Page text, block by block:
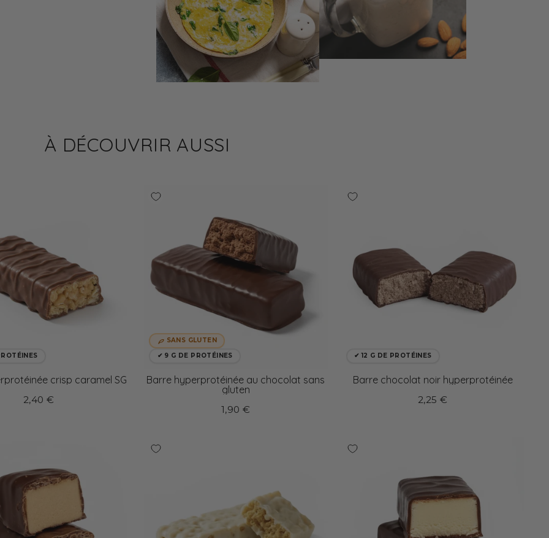
À DÉCOUVRIR AUSSI
crisp caramel SG
2,40 €
SANS GLUTEN
✔ 9 G DE PROTÉINES
Barre hyperprotéinée au chocolat sans
gluten
1,90 €
✔ 12 G DE PROTÉINES
Barre chocolat noir hyperprotéinée
2,25 €